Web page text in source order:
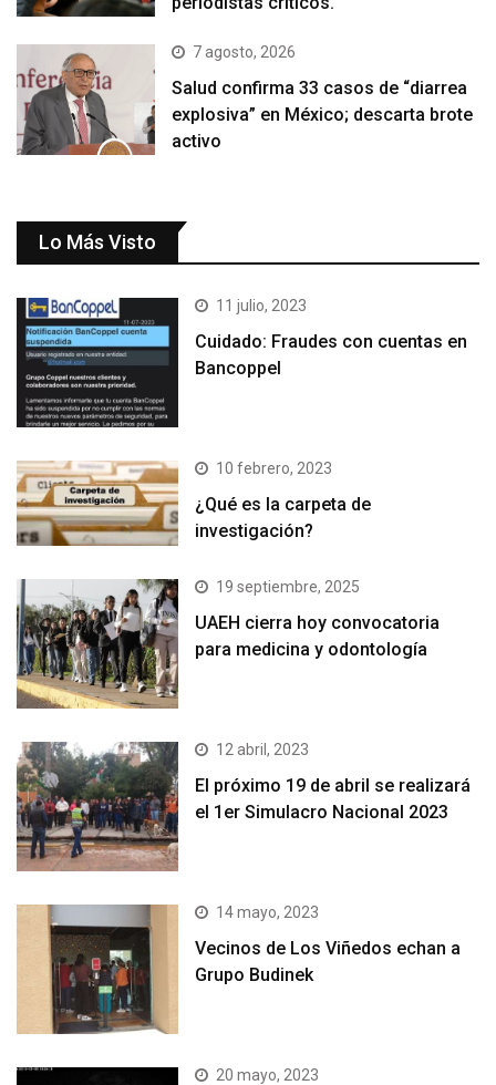
7 agosto, 2026
Salud confirma 33 casos de “diarrea
explosiva” en México; descarta brote
activo
Lo Más Visto
11 julio, 2023
Cuidado: Fraudes con cuentas en
Bancoppel
10 febrero, 2023
¿Qué es la carpeta de
investigación?
19 septiembre, 2025
UAEH cierra hoy convocatoria
para medicina y odontología
12 abril, 2023
El próximo 19 de abril se realizará
el 1er Simulacro Nacional 2023
14 mayo, 2023
Vecinos de Los Viñedos echan a
Grupo Budinek
20 mayo, 2023